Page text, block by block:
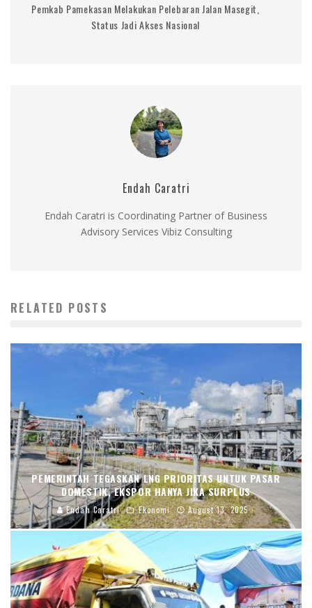
Pemkab Pamekasan Melakukan Pelebaran Jalan Masegit,
Status Jadi Akses Nasional
Endah Caratri
Endah Caratri is Coordinating Partner of Business
Advisory Services Vibiz Consulting
RELATED POSTS
PEMERINTAH TEGASKAN LNG PRIORITAS UNTUK PASAR
DOMESTIK, EKSPOR HANYA JIKA SURPLUS
Endah Caratri Ekonomi August 13, 2025